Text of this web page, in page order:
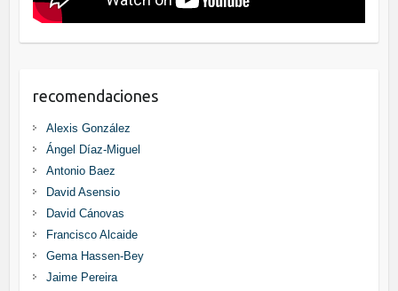
recomendaciones
Alexis González
Ángel Díaz-Miguel
Antonio Baez
David Asensio
David Cánovas
Francisco Alcaide
Gema Hassen-Bey
Jaime Pereira